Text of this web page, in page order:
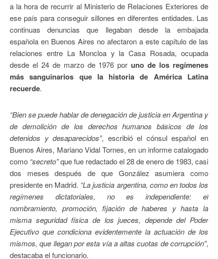
a la hora de recurrir al Ministerio de Relaciones Exteriores de
ese país para conseguir sillones en diferentes entidades. Las
continuas denuncias que llegaban desde la embajada
española en Buenos Aires no afectaron a este capítulo de las
relaciones entre La Moncloa y la Casa Rosada, ocupada
desde el 24 de marzo de 1976 poruno de los regímenes
más sanguinarios que la historia de América Latina
recuerde.
“Bien se puede hablar de denegación de justicia en Argentina y
de demolición de los derechos humanos básicos de los
detenidos y desaparecidos”, escribió el cónsul español en
Buenos Aires, Mariano Vidal Tornes, en un informe catalogado
como “secreto”que fue redactado el 28 de enero de 1983, casi
dos meses después de que González asumiera como
presidente en Madrid. “La justicia argentina, como en todos los
regímenes dictatoriales, no es independiente: el
nombramiento, promoción, fijación de haberes y hasta la
misma seguridad física de los jueces, depende del Poder
Ejecutivo que condiciona evidentemente la actuación de los
mismos, que llegan por esta vía a altas cuotas de corrupción”,
destacaba el funcionario.